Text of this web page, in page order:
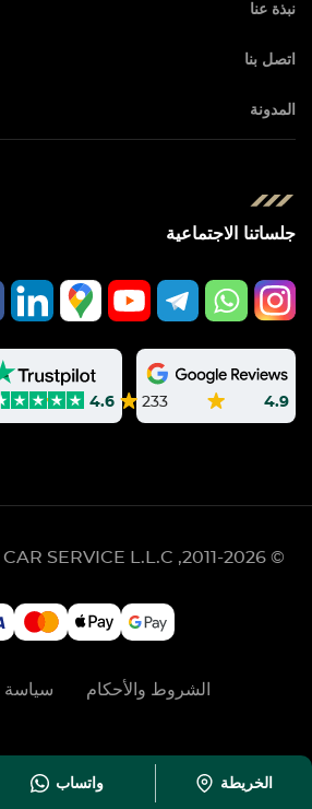
نبذة عنا
اتصل بنا
المدونة
جلساتنا الاجتماعية
4.9
233
4.6
© 2011-2026,
SERVICE L.L.C
سياسة الشروط والأحكام
واتساب الخريطة